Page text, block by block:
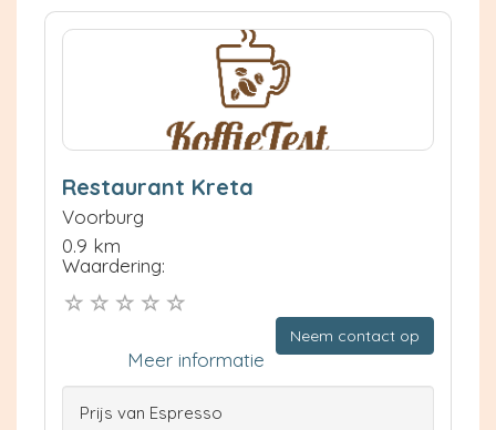
Restaurant Kreta
Voorburg
0.9 km
Waardering:
Neem contact op
Meer informatie
Prijs van Espresso